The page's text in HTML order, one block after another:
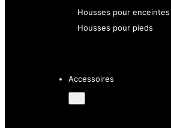
Housses pour enceintes
Housses pour pieds
Accessoires